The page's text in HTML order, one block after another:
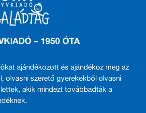
– 1950 ÓTA
ajándékozott és ajándékoz meg az
olvasni szerető gyerekekből olvasni
akik mindezt továbbadták a